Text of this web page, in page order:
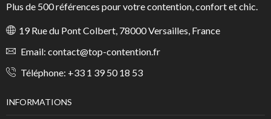
Plus de 500 références pour votre contention, confort et chic.
19 Rue du Pont Colbert, 78000 Versailles, France
Email: contact@top-contention.fr
Téléphone: +33 1 39 50 18 53
INFORMATIONS